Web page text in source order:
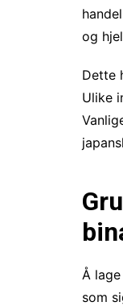
og
Dette
Ulike
Å
som